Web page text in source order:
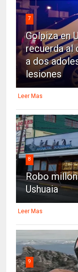
7
Golpiza en
recuerda al
a dos
lesiones
Leer Mas
8
Robo
Ushuaia
Leer Mas
9